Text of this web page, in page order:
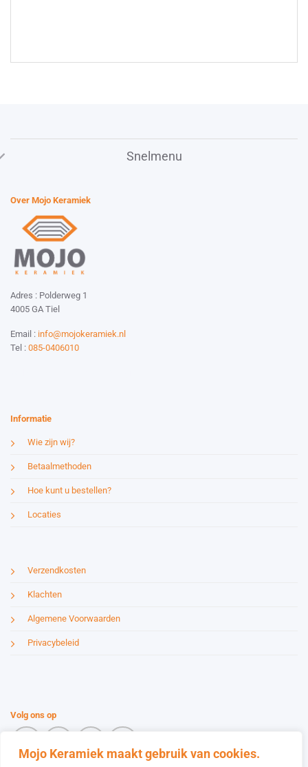
Mojo Keramiek maakt gebruik van cookies.
Snelmenu
Over Mojo Keramiek
Adres : Polderweg 1
4005 GA Tiel
Email : info@mojokeramiek.nl
Tel : 085-0406010
Informatie
Wie zijn wij?
Betaalmethoden
Hoe kunt u bestellen?
Locaties
Verzendkosten
Klachten
Algemene Voorwaarden
Privacybeleid
Volg ons op